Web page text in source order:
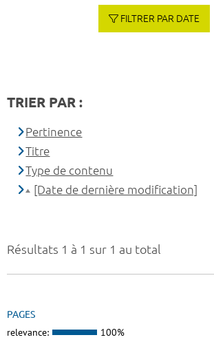
Résultats 1 à 1 sur 1 au total
PAGES
relevance: 100%
FILTRER PAR DATE
TRIER PAR :
Pertinence
Titre
Type de contenu
[Date de dernière modification]